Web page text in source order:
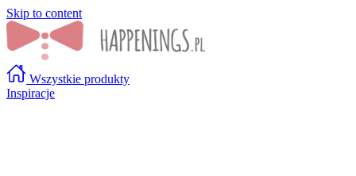
Skip to content
Wszystkie produkty
Inspiracje